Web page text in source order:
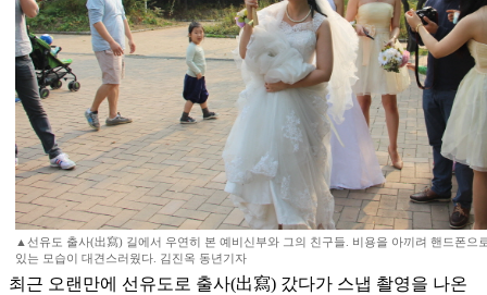
▲선유도 출사(出寫) 길에서 우연히 본 예비신부와 그의 친구들. 비용을 아끼려 핸드폰으
있는 모습이 대견스러웠다. 김진옥 동년기자
최근 오랜만에 선유도로 출사(出寫) 갔다가 스냅 촬영을 나온